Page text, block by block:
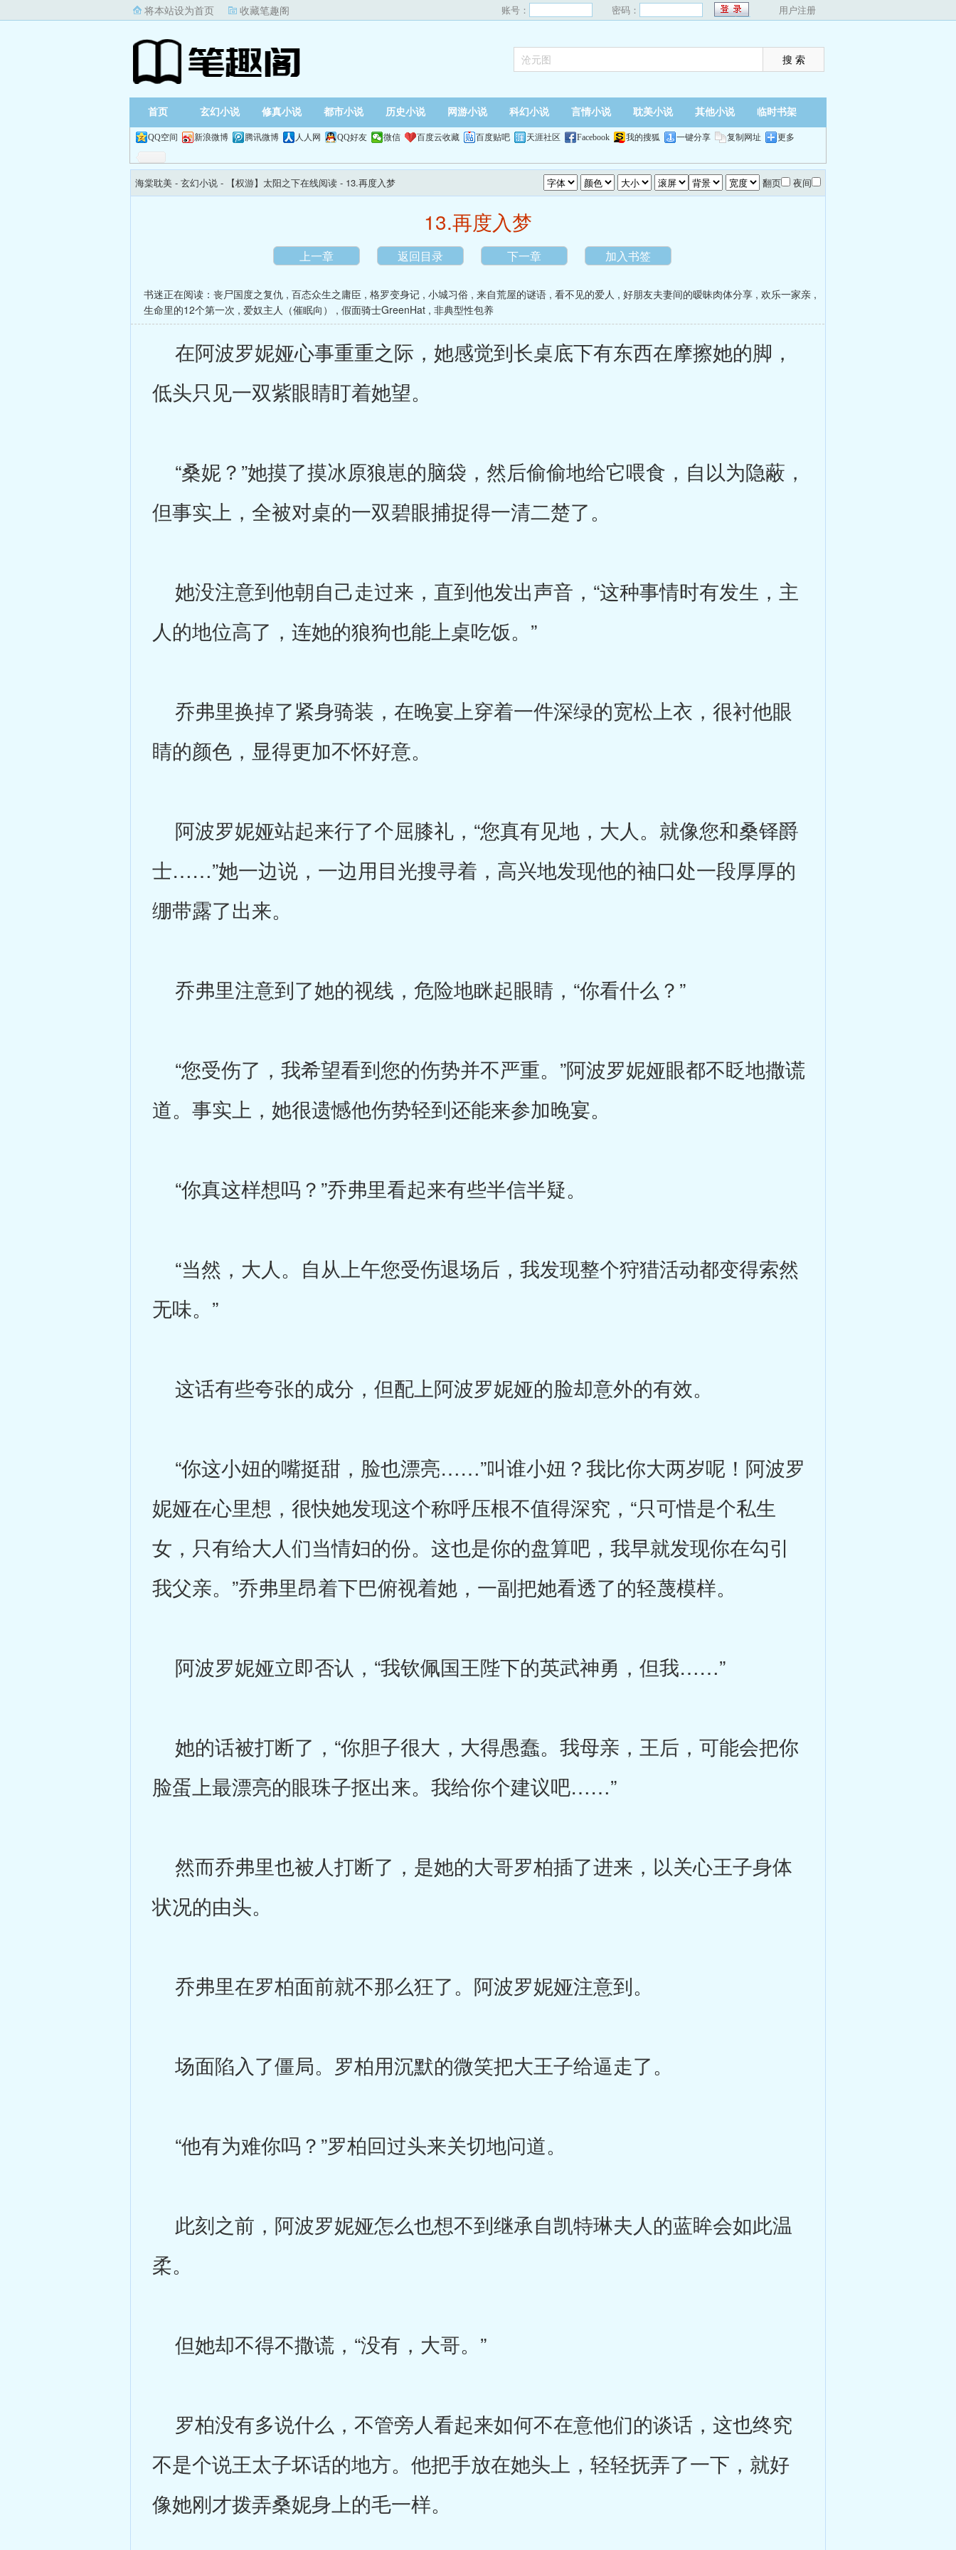
将本站设为首页 收藏笔趣阁 账号： 密码： 用户注册
首页 玄幻小说 修真小说 都市小说 历史小说 网游小说 科幻小说 言情小说 耽美小说 其他小说 临时书架
QQ空间 新浪微博 腾讯微博 人人网 QQ好友 微信 百度云收藏 百度贴吧 天涯社区 Facebook 我的搜狐 一键分享 复制网址 更多
海棠耽美 - 玄幻小说 - 【权游】太阳之下在线阅读 - 13.再度入梦 翻页 夜间
13.再度入梦
上一章 返回目录 下一章 加入书签
书迷正在阅读： 丧尸国度之复仇 , 百态众生之庸臣 , 格罗变身记 , 小城习俗 , 来自荒屋的谜语 , 看不见的爱人 , 好朋友夫妻间的暧昧肉体分享 , 欢乐一家亲 ,
生命里的12个第一次 , 爱奴主人（催眠向） , 假面骑士GreenHat , 非典型性包养
在阿波罗妮娅心事重重之际，她感觉到长桌底下有东西在摩擦她的脚，
低头只见一双紫眼睛盯着她望。
“桑妮？”她摸了摸冰原狼崽的脑袋，然后偷偷地给它喂食，自以为隐蔽，
但事实上，全被对桌的一双碧眼捕捉得一清二楚了。
她没注意到他朝自己走过来，直到他发出声音，“这种事情时有发生，主
人的地位高了，连她的狼狗也能上桌吃饭。”
乔弗里换掉了紧身骑装，在晚宴上穿着一件深绿的宽松上衣，很衬他眼
睛的颜色，显得更加不怀好意。
阿波罗妮娅站起来行了个屈膝礼，“您真有见地，大人。就像您和桑铎爵
士……”她一边说，一边用目光搜寻着，高兴地发现他的袖口处一段厚厚的
绷带露了出来。
乔弗里注意到了她的视线，危险地眯起眼睛，“你看什么？”
“您受伤了，我希望看到您的伤势并不严重。”阿波罗妮娅眼都不眨地撒谎
道。事实上，她很遗憾他伤势轻到还能来参加晚宴。
“你真这样想吗？”乔弗里看起来有些半信半疑。
“当然，大人。自从上午您受伤退场后，我发现整个狩猎活动都变得索然
无味。”
这话有些夸张的成分，但配上阿波罗妮娅的脸却意外的有效。
“你这小妞的嘴挺甜，脸也漂亮……”叫谁小妞？我比你大两岁呢！阿波罗
妮娅在心里想，很快她发现这个称呼压根不值得深究，“只可惜是个私生
女，只有给大人们当情妇的份。这也是你的盘算吧，我早就发现你在勾引
我父亲。”乔弗里昂着下巴俯视着她，一副把她看透了的轻蔑模样。
阿波罗妮娅立即否认，“我钦佩国王陛下的英武神勇，但我……”
她的话被打断了，“你胆子很大，大得愚蠢。我母亲，王后，可能会把你
脸蛋上最漂亮的眼珠子抠出来。我给你个建议吧……”
然而乔弗里也被人打断了，是她的大哥罗柏插了进来，以关心王子身体
状况的由头。
乔弗里在罗柏面前就不那么狂了。阿波罗妮娅注意到。
场面陷入了僵局。罗柏用沉默的微笑把大王子给逼走了。
“他有为难你吗？”罗柏回过头来关切地问道。
此刻之前，阿波罗妮娅怎么也想不到继承自凯特琳夫人的蓝眸会如此温
柔。
但她却不得不撒谎，“没有，大哥。”
罗柏没有多说什么，不管旁人看起来如何不在意他们的谈话，这也终究
不是个说王太子坏话的地方。他把手放在她头上，轻轻抚弄了一下，就好
像她刚才拨弄桑妮身上的毛一样。